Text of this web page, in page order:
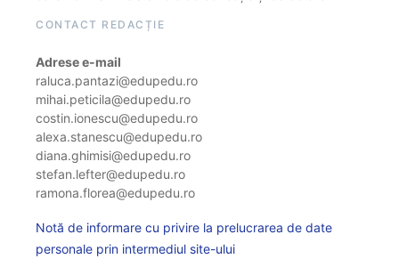
CONTACT REDACȚIE
Adrese e-mail
raluca.pantazi@edupedu.ro
mihai.peticila@edupedu.ro
costin.ionescu@edupedu.ro
alexa.stanescu@edupedu.ro
diana.ghimisi@edupedu.ro
stefan.lefter@edupedu.ro
ramona.florea@edupedu.ro
Notă de informare cu privire la prelucrarea de date
personale prin intermediul site-ului